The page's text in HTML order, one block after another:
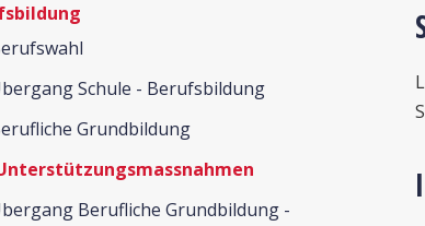
Schule - Berufsbildung
Grundbildung
Berufliche Grundbildung -